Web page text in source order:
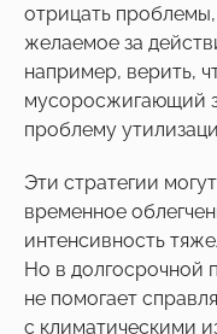
отрицать
желаемое за
например, верить,
мусоросжигающий
проблему
Эти стратегии
временное
интенсивность
Но в долгосрочной
не помогает
с климатическими